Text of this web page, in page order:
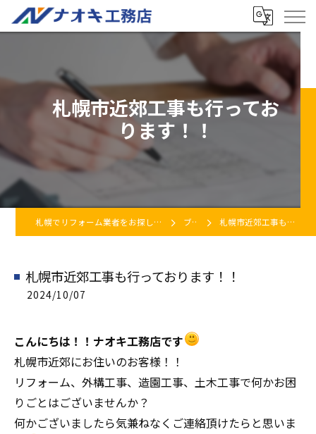
札幌市近郊工事も行ってお
ります！！
札幌でリフォーム業者をお探しなら株式会社ナオキ工務店 ブログ 札幌市近郊工事も行っております！！
札幌市近郊工事も行っております！！
2024/10/07
こんにちは！！ナオキ工務店です
札幌市近郊にお住いのお客様！！
リフォーム、外構工事、造園工事、土木工事で何かお困
りごとはございませんか？
何かございましたら気兼ねなくご連絡頂けたらと思いま